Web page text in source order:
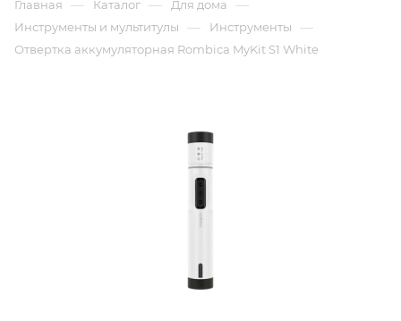
Главная — Каталог — Для дома —
Инструменты и мультитулы — Инструменты —
Отвертка аккумуляторная Rombica MyKit S1 White